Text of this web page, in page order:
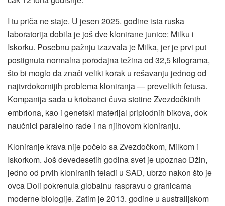
I tu priča ne staje. U jesen 2025. godine ista ruska
laboratorija dobila je još dve klonirane junice: Milku i
Iskorku. Posebnu pažnju izazvala je Milka, jer je prvi put
postignuta normalna porođajna težina od 32,5 kilograma,
što bi moglo da znači veliki korak u rešavanju jednog od
najtvrdokornijih problema kloniranja — prevelikih fetusa.
Kompanija sada u kriobanci čuva stotine Zvezdočkinih
embriona, kao i genetski materijal priplodnih bikova, dok
naučnici paralelno rade i na njihovom kloniranju.
Kloniranje krava nije počelo sa Zvezdočkom, Milkom i
Iskorkom. Još devedesetih godina svet je upoznao Džin,
jedno od prvih kloniranih teladi u SAD, ubrzo nakon što je
ovca Doli pokrenula globalnu raspravu o granicama
moderne biologije. Zatim je 2013. godine u australijskom